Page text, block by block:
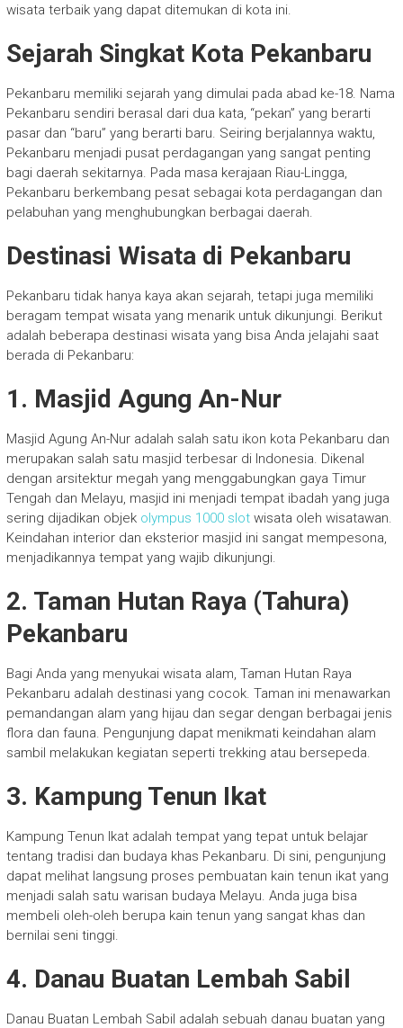
wisata terbaik yang dapat ditemukan di kota ini.
Sejarah Singkat Kota Pekanbaru
Pekanbaru memiliki sejarah yang dimulai pada abad ke-18. Nama
Pekanbaru sendiri berasal dari dua kata, “pekan” yang berarti
pasar dan “baru” yang berarti baru. Seiring berjalannya waktu,
Pekanbaru menjadi pusat perdagangan yang sangat penting
bagi daerah sekitarnya. Pada masa kerajaan Riau-Lingga,
Pekanbaru berkembang pesat sebagai kota perdagangan dan
pelabuhan yang menghubungkan berbagai daerah.
Destinasi Wisata di Pekanbaru
Pekanbaru tidak hanya kaya akan sejarah, tetapi juga memiliki
beragam tempat wisata yang menarik untuk dikunjungi. Berikut
adalah beberapa destinasi wisata yang bisa Anda jelajahi saat
berada di Pekanbaru:
1. Masjid Agung An-Nur
Masjid Agung An-Nur adalah salah satu ikon kota Pekanbaru dan
merupakan salah satu masjid terbesar di Indonesia. Dikenal
dengan arsitektur megah yang menggabungkan gaya Timur
Tengah dan Melayu, masjid ini menjadi tempat ibadah yang juga
sering dijadikan objek olympus 1000 slotwisata oleh wisatawan.
Keindahan interior dan eksterior masjid ini sangat mempesona,
menjadikannya tempat yang wajib dikunjungi.
2. Taman Hutan Raya (Tahura)
Pekanbaru
Bagi Anda yang menyukai wisata alam, Taman Hutan Raya
Pekanbaru adalah destinasi yang cocok. Taman ini menawarkan
pemandangan alam yang hijau dan segar dengan berbagai jenis
flora dan fauna. Pengunjung dapat menikmati keindahan alam
sambil melakukan kegiatan seperti trekking atau bersepeda.
3. Kampung Tenun Ikat
Kampung Tenun Ikat adalah tempat yang tepat untuk belajar
tentang tradisi dan budaya khas Pekanbaru. Di sini, pengunjung
dapat melihat langsung proses pembuatan kain tenun ikat yang
menjadi salah satu warisan budaya Melayu. Anda juga bisa
membeli oleh-oleh berupa kain tenun yang sangat khas dan
bernilai seni tinggi.
4. Danau Buatan Lembah Sabil
Danau Buatan Lembah Sabil adalah sebuah danau buatan yang